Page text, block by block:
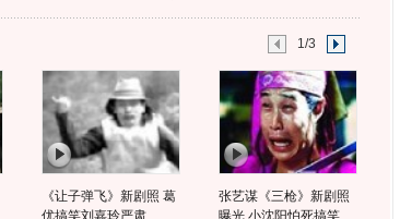
1/3
《让子弹飞》新剧照 葛
优搞笑刘嘉玲严肃
张艺谋《三枪》新剧照
曝光 小沈阳怕死搞笑